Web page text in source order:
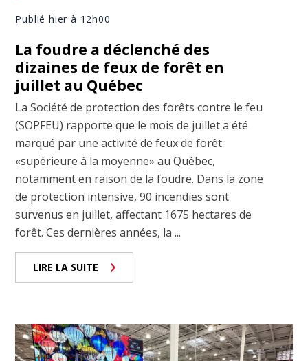
Publié hier à 12h00
La foudre a déclenché des
dizaines de feux de forêt en
juillet au Québec
La Société de protection des forêts contre le feu
(SOPFEU) rapporte que le mois de juillet a été
marqué par une activité de feux de forêt
«supérieure à la moyenne» au Québec,
notamment en raison de la foudre. Dans la zone
de protection intensive, 90 incendies sont
survenus en juillet, affectant 1675 hectares de
forêt. Ces dernières années, la ...
LIRE LA SUITE